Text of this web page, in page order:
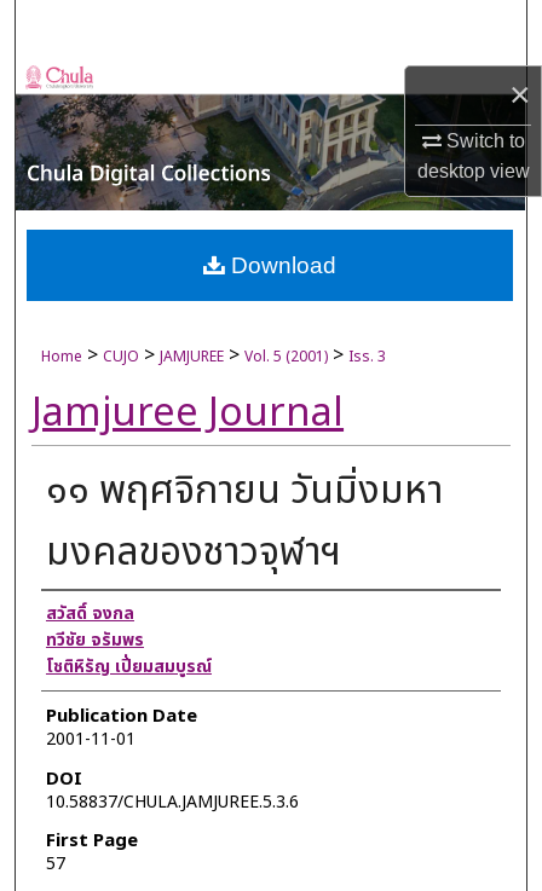
×
Switch to
desktopview
Browse Collections
My Account
About
Digital Commons Network™
Home > CUJO > JAMJUREE > Vol. 5 (2001) > Iss. 3
Jamjuree Journal
๑๑ พฤศจิกายน วันมิ่งมหา
มงคลของชาวจุฬาฯ
Authors
สวัสดิ์ จงกล
ทวีชัย จรัมพร
โชติหิรัญ เปี่ยมสมบูรณ์
Publication Date
2001-11-01
DOI
10.58837/CHULA.JAMJUREE.5.3.6
First Page
57
Download